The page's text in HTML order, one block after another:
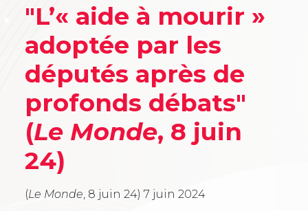
"L’« aide à mourir »
adoptée par les
députés après de
profonds débats"
(Le Monde, 8 juin
24)
(Le Monde , 8 juin 24) 7 juin 2024